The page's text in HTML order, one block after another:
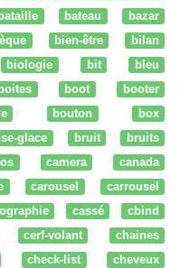
bataille bateau
bazar
bien-être
bilan
biologie bit
bleu
boites boot
booter
bouton
box
glace bruit
bruits
camera
canada
carousel
carrousel
cassé
cbind
cerf-volant
chaines
check-list
cheveux